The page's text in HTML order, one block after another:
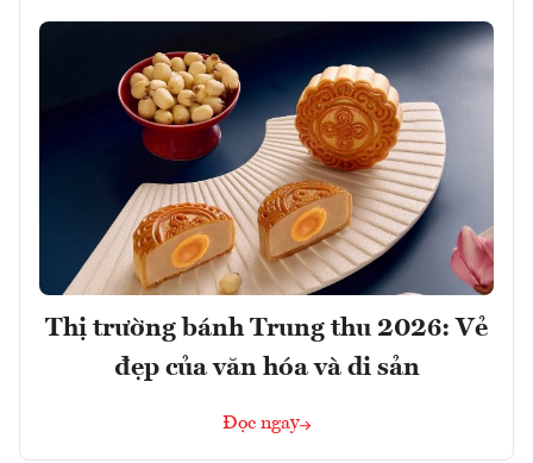
Thị trường bánh Trung thu 2026: Vẻ
đẹp của văn hóa và di sản
Đọc ngay